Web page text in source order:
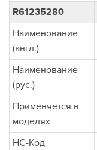
R61235280
Наименование
(англ.)
Наименование
(рус.)
Применяется в
моделях
НС-Код